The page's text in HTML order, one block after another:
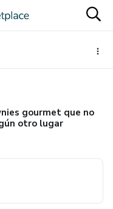
gourmet que no
otro lugar